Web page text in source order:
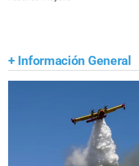
+ Información General